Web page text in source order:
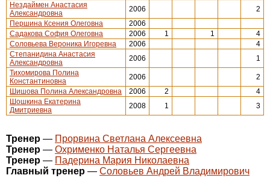
Нездаймен Анастасия
Александровна
2006
2
Першина Ксения Олеговна
2006
Садакова София Олеговна
2006 1 1
4
Соловьева Вероника Игоревна
2006
4
Степанидина Анастасия
Александровна
2006
1
Тихомирова Полина
Константиновна
2006
2
Шишова Полина Александровна
2006 2
4
Шошкина Екатерина
Дмитриевна
2008 1 3
Тренер — Прорвина Светлана Алексеевна
Тренер — Охрименко Наталья Сергеевна
Тренер — Падерина Мария Николаевна
Главный тренер — Соловьев Андрей Владимирович